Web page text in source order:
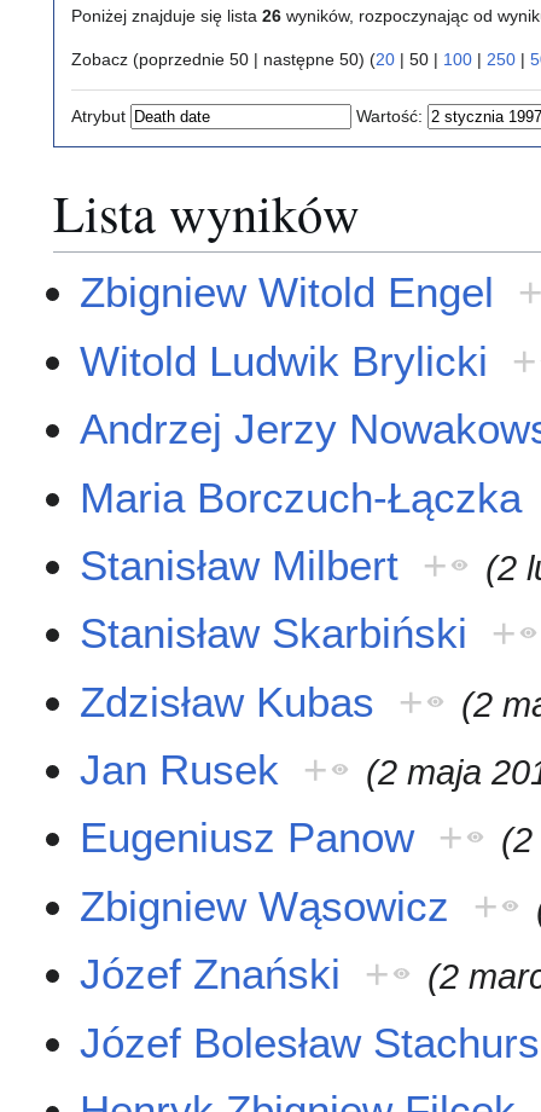
Poniżej znajduje się lista 26 wyników, rozpoczynając od
Zobacz (poprzednie 50 | następne 50) (20 | 50 | 100 | 250 |
Atrybut Wartość:
Lista wyników
Zbigniew Witold Engel
Witold Ludwik Brylicki
+
Andrzej Jerzy
Maria Borczuch-Łączka
Stanisław Milbert + (2
Stanisław Skarbiński
+
Zdzisław Kubas + (2
Jan Rusek + (2 maja
Eugeniusz Panow + (2
Zbigniew Wąsowicz +
Józef Znański + (2
Józef Bolesław